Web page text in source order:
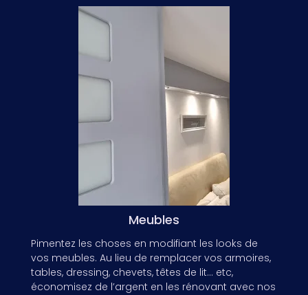
Pimentez les choses en modifiant les looks de
vos meubles. Au lieu de remplacer vos armoires,
tables, dressing, chevets, têtes de lit… etc,
économisez de l’argent en les rénovant avec nos
Meubles